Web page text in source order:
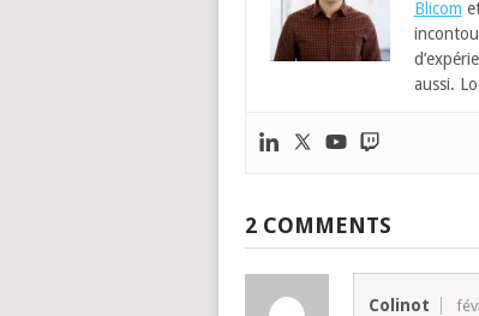
Blicom
aussi.
2 COMMENTS
Colinot